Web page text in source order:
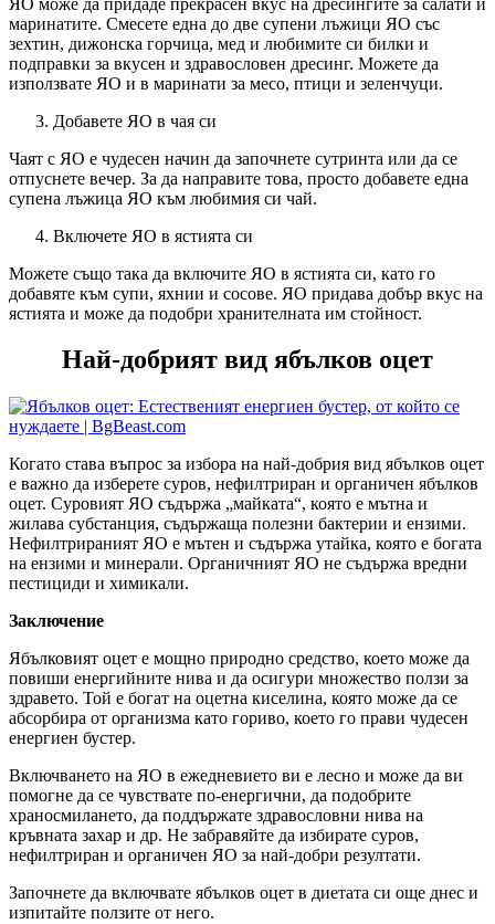
маринатите. Смесете една до две супени лъжици ЯО със
зехтин, дижонска горчица, мед и любимите си билки и
подправки за вкусен и здравословен дресинг. Можете да
използвате ЯО и в маринати за месо, птици и зеленчуци.
Добавете ЯО в чая си
Чаят с ЯО е чудесен начин да започнете сутринта или да се
отпуснете вечер. За да направите това, просто добавете една
супена лъжица ЯО към любимия си чай.
Включете ЯО в ястията си
Можете също така да включите ЯО в ястията си, като го
добавяте към супи, яхнии и сосове. ЯО придава добър вкус на
ястията и може да подобри хранителната им стойност.
Най-добрият вид ябълков оцет
Когато става въпрос за избора на най-добрия вид ябълков оцет
е важно да изберете суров, нефилтриран и органичен ябълков
оцет. Суровият ЯО съдържа „майката“, която е мътна и
жилава субстанция, съдържаща полезни бактерии и ензими.
Нефилтрираният ЯО е мътен и съдържа утайка, която е богата
на ензими и минерали. Органичният ЯО не съдържа вредни
пестициди и химикали.
Заключение
Ябълковият оцет е мощно природно средство, което може да
повиши енергийните нива и да осигури множество ползи за
здравето. Той е богат на оцетна киселина, която може да се
абсорбира от организма като гориво, което го прави чудесен
енергиен бустер.
Включването на ЯО в ежедневието ви е лесно и може да ви
помогне да се чувствате по-енергични, да подобрите
храносмилането, да поддържате здравословни нива на
кръвната захар и др. Не забравяйте да избирате суров,
нефилтриран и органичен ЯО за най-добри резултати.
Започнете да включвате ябълков оцет в диетата си още днес и
изпитайте ползите от него.